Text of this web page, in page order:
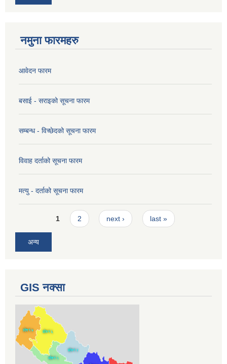
नमुना फारमहरु
आवेदन फारम
बसाई - सराइको सूचना फारम
सम्बन्ध - विच्छेदको सूचना फारम
विवाह दर्ताको सूचना फारम
मत्यु - दर्ताको सूचना फारम
Pages1 2 next › last »
अन्य
GIS नक्सा